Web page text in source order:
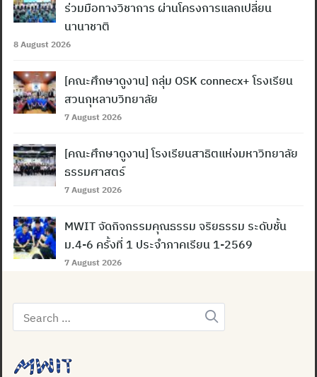
ร่วมมือทางวิชาการ ผ่านโครงการแลกเปลี่ยน
นานาชาติ
8 August 2026
[คณะศึกษาดูงาน] กลุ่ม OSK connecx+ โรงเรียน
สวนกุหลาบวิทยาลัย
7 August 2026
[คณะศึกษาดูงาน] โรงเรียนสาธิตแห่งมหาวิทยาลัย
ธรรมศาสตร์
7 August 2026
MWIT จัดกิจกรรมคุณธรรม จริยธรรม ระดับชั้น
ม.4-6 ครั้งที่ 1 ประจำภาคเรียน 1-2569
7 August 2026
Search
for: